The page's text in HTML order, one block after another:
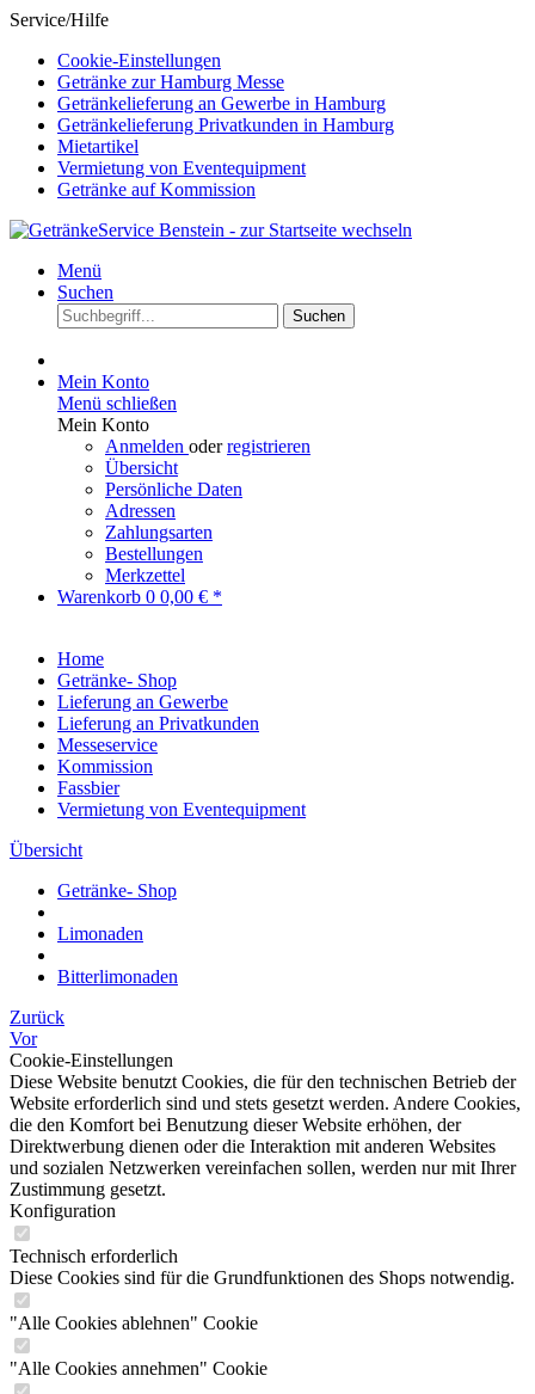
Service/Hilfe
Cookie-Einstellungen
Getränke zur Hamburg Messe
Getränkelieferung an Gewerbe in Hamburg
Getränkelieferung Privatkunden in Hamburg
Mietartikel
Vermietung von Eventequipment
Getränke auf Kommission
Menü
Suchen
Suchen
Mein Konto
Menü schließen
Mein Konto
Anmelden oderregistrieren
Übersicht
Persönliche Daten
Adressen
Zahlungsarten
Bestellungen
Merkzettel
Warenkorb 0 0,00 € *
Home
Getränke- Shop
Lieferung an Gewerbe
Lieferung an Privatkunden
Messeservice
Kommission
Fassbier
Vermietung von Eventequipment
Übersicht
Getränke- Shop
Limonaden
Bitterlimonaden
Zurück
Vor
Cookie-Einstellungen
Diese Website benutzt Cookies, die für den technischen Betrieb der
Website erforderlich sind und stets gesetzt werden. Andere Cookies,
die den Komfort bei Benutzung dieser Website erhöhen, der
Direktwerbung dienen oder die Interaktion mit anderen Websites
und sozialen Netzwerken vereinfachen sollen, werden nur mit Ihrer
Zustimmung gesetzt.
Konfiguration
Technisch erforderlich
Diese Cookies sind für die Grundfunktionen des Shops notwendig.
"Alle Cookies ablehnen" Cookie
"Alle Cookies annehmen" Cookie